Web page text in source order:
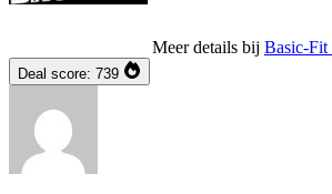
Meer details bij Basic-Fit
Deal score: 739